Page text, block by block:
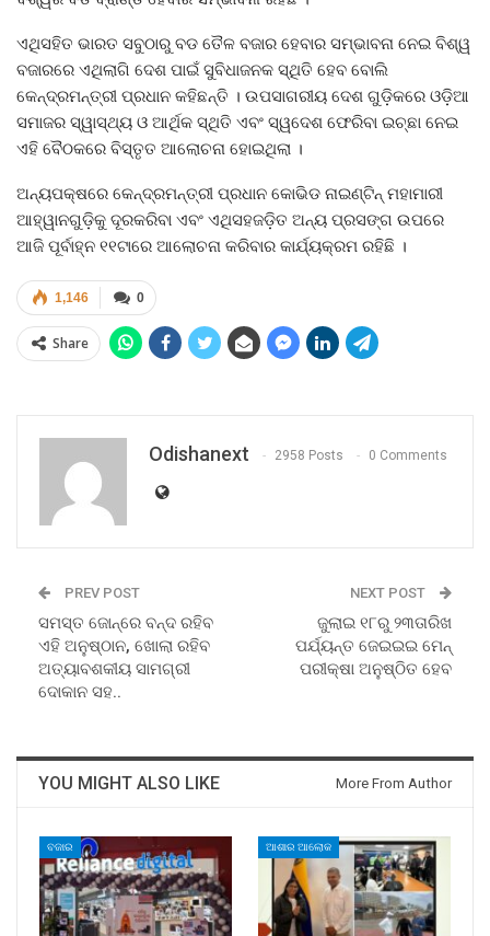
ଏଥିସହିତ ଭାରତ ସବୁଠାରୁ ବଡ ତୈଳ ବଜାର ହେବାର ସମ୍ଭାବନା ନେଇ ବିଶ୍ୱ
ବଜାରରେ ଏଥିଲାଗି ଦେଶ ପାଇଁ ସୁବିଧାଜନକ ସ୍ଥିତି ହେବ ବୋଲି
କେନ୍ଦ୍ରମନ୍ତ୍ରୀ ପ୍ରଧାନ କହିଛନ୍ତି । ଉପସାଗରୀୟ ଦେଶ ଗୁଡ଼ିକରେ ଓଡ଼ିଆ
ସମାଜର ସ୍ୱାସ୍ଥ୍ୟ ଓ ଆର୍ଥିକ ସ୍ଥିତି ଏବଂ ସ୍ୱଦେଶ ଫେରିବା ଇଚ୍ଛା ନେଇ
ଏହି ବୈଠକରେ ବିସ୍ତୃତ ଆଲୋଚନା ହୋଇଥିଲା ।
ଅନ୍ୟପକ୍ଷରେ କେନ୍ଦ୍ରମନ୍ତ୍ରୀ ପ୍ରଧାନ କୋଭିଡ ନାଇଣ୍ଟିନ୍‍ ମହାମାରୀ
ଆହ୍ୱାନଗୁଡ଼ିକୁ ଦୂରକରିବା ଏବଂ ଏଥିସହଜଡ଼ିତ ଅନ୍ୟ ପ୍ରସଙ୍ଗ ଉପରେ
ଆଜି ପୂର୍ବାହ୍ନ ୧୧ଟାରେ ଆଲୋଚନା କରିବାର କାର୍ଯ୍ୟକ୍ରମ ରହିଛି ।
0
1,146
Share
Odishanext 2958 Posts 0 Comments
PREV POST
ସମସ୍ତ ଜୋନ୍‌ରେ ବନ୍ଦ ରହିବ
ଏହି ଅନୁଷ୍ଠାନ, ଖୋଲା ରହିବ
ଅତ୍ୟାବଶକୀୟ ସାମଗ୍ରୀ
ଦୋକାନ ସହ..
NEXT POST
ଜୁଲାଇ ୧୮ରୁ ୨୩ତାରିଖ
ପର୍ଯ୍ୟନ୍ତ ଜେଇଇଇ ମେନ୍‍
ପରୀକ୍ଷା ଅନୁଷ୍ଠିତ ହେବ
YOU MIGHT ALSO LIKE More From Author
ବଜାର ଆଶାର ଆଲୋକ